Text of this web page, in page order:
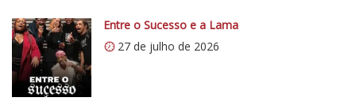
5
1
0
.
w
p
.
Entre o Sucesso e a Lama
27 de julho de 2026